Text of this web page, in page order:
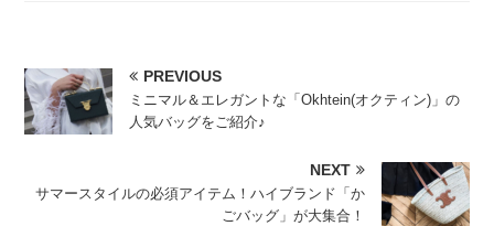
PREVIOUS
ミニマル＆エレガントな「Okhtein(オクティン)」の
人気バッグをご紹介♪
NEXT
サマースタイルの必須アイテム！ハイブランド「か
ごバッグ」が大集合！